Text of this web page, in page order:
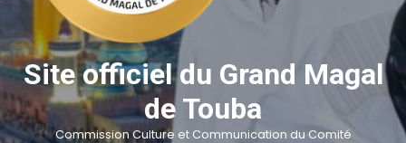
Site officiel du Grand Magal
de Touba
Commission Culture et Communication du Comité